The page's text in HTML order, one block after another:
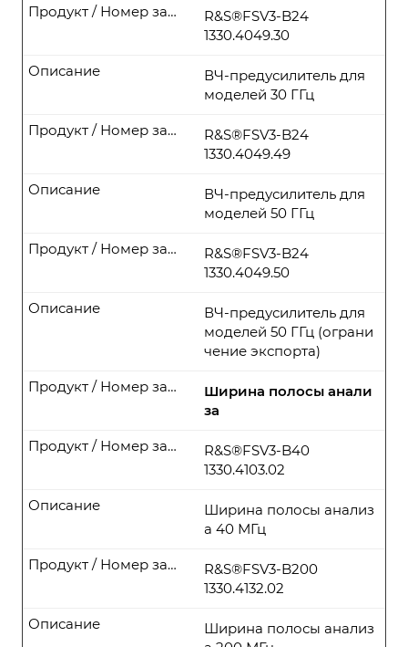
R&S®FSV3-B24
1330.4049.30
Продукт / Номер заказа
ВЧ-предусилитель для
моделей 30 ГГц
Описание
R&S®FSV3-B24
1330.4049.49
Продукт / Номер заказа
ВЧ-предусилитель для
моделей 50 ГГц
Описание
R&S®FSV3-B24
1330.4049.50
Продукт / Номер заказа
ВЧ-предусилитель для
моделей 50 ГГц (ограни
чение экспорта)
Описание
Ширина полосы анали
за
Продукт / Номер заказа
R&S®FSV3-B40
1330.4103.02
Продукт / Номер заказа
Ширина полосы анализ
а 40 МГц
Описание
R&S®FSV3-B200
1330.4132.02
Продукт / Номер заказа
Ширина полосы анализ
Описание